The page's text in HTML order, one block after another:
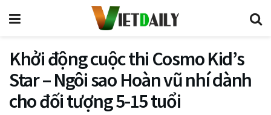
Khởi động cuộc thi Cosmo Kid’s
Star – Ngôi sao Hoàn vũ nhí dành
cho đối tượng 5-15 tuổi